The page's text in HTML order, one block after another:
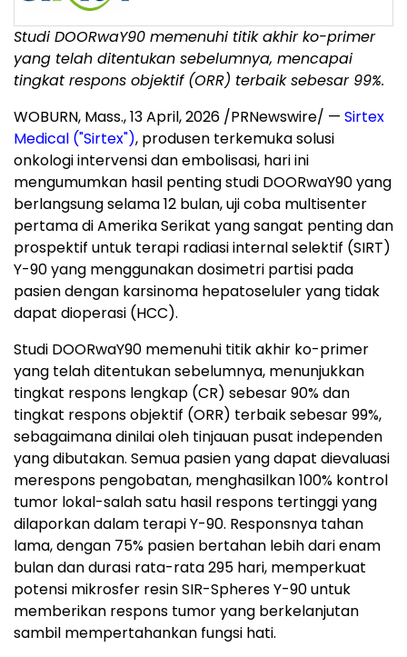
Studi DOORwaY90 memenuhi titik akhir ko-primer
yang telah ditentukan sebelumnya, mencapai
tingkat respons objektif (ORR) terbaik sebesar 99%.
WOBURN, Mass.,13 April, 2026 /PRNewswire/ — Sirtex
Medical ("Sirtex"), produsen terkemuka solusi
onkologi intervensi dan embolisasi, hari ini
mengumumkan hasil penting studi DOORwaY90 yang
berlangsung selama 12 bulan, uji coba multisenter
pertama di Amerika Serikat yang sangat penting dan
prospektif untuk terapi radiasi internal selektif (SIRT)
Y-90 yang menggunakan dosimetri partisi pada
pasien dengan karsinoma hepatoseluler yang tidak
dapat dioperasi (HCC).
Studi DOORwaY90 memenuhi titik akhir ko-primer
yang telah ditentukan sebelumnya, menunjukkan
tingkat respons lengkap (CR) sebesar 90% dan
tingkat respons objektif (ORR) terbaik sebesar 99%,
sebagaimana dinilai oleh tinjauan pusat independen
yang dibutakan. Semua pasien yang dapat dievaluasi
merespons pengobatan, menghasilkan 100% kontrol
tumor lokal-salah satu hasil respons tertinggi yang
dilaporkan dalam terapi Y-90. Responsnya tahan
lama, dengan 75% pasien bertahan lebih dari enam
bulan dan durasi rata-rata 295 hari, memperkuat
potensi mikrosfer resin SIR-Spheres Y-90 untuk
memberikan respons tumor yang berkelanjutan
sambil mempertahankan fungsi hati.